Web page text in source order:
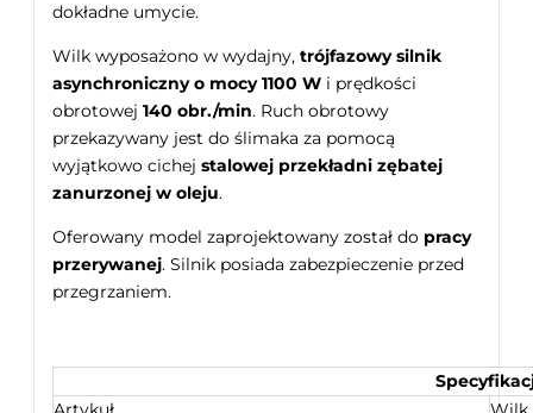
dokładne umycie.
Wilk wyposażono w wydajny, trójfazowy silnik
asynchroniczny o mocy 1100 W i prędkości
obrotowej 140 obr./min. Ruch obrotowy
przekazywany jest do ślimaka za pomocą
wyjątkowo cichej stalowej przekładni zębatej
zanurzonej w oleju.
Oferowany model zaprojektowany został do pracy
przerywanej. Silnik posiada zabezpieczenie przed
przegrzaniem.